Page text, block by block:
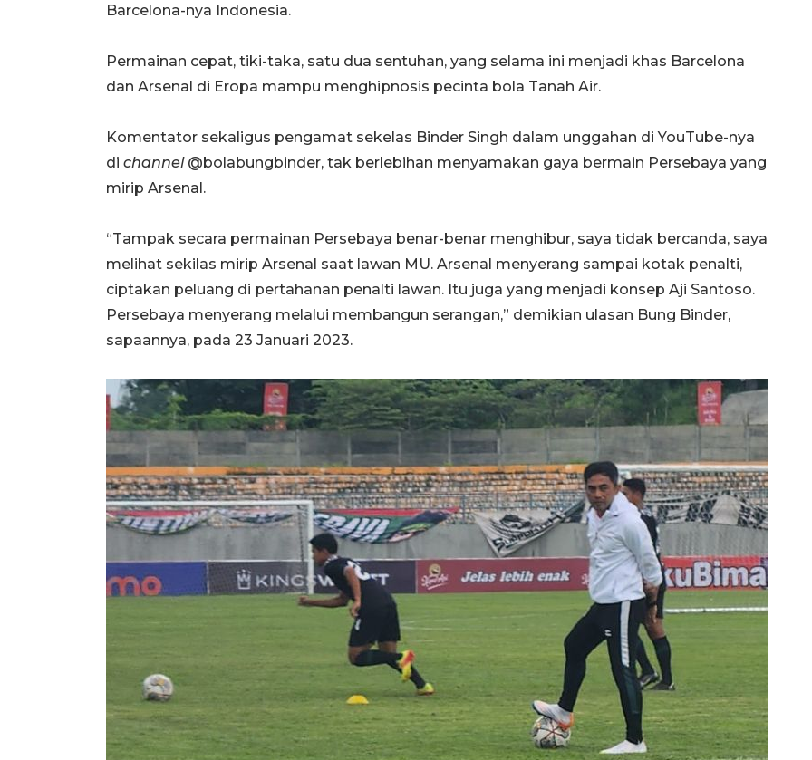
Barcelona-nya Indonesia.
Permainan cepat, tiki-taka, satu dua sentuhan, yang selama ini menjadi khas Barcelona
dan Arsenal di Eropa mampu menghipnosis pecinta bola Tanah Air.
Komentator sekaligus pengamat sekelas Binder Singh dalam unggahan di YouTube-nya
di channel@bolabungbinder, tak berlebihan menyamakan gaya bermain Persebaya yang
mirip Arsenal.
“Tampak secara permainan Persebaya benar-benar menghibur, saya tidak bercanda, saya
melihat sekilas mirip Arsenal saat lawan MU. Arsenal menyerang sampai kotak penalti,
ciptakan peluang di pertahanan penalti lawan. Itu juga yang menjadi konsep Aji Santoso.
Persebaya menyerang melalui membangun serangan,” demikian ulasan Bung Binder,
sapaannya, pada 23 Januari 2023.
Awas penipuan berbasis AI